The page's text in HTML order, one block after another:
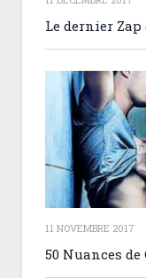
Le dernier Zap
11 NOVEMBRE 2017
50 Nuances